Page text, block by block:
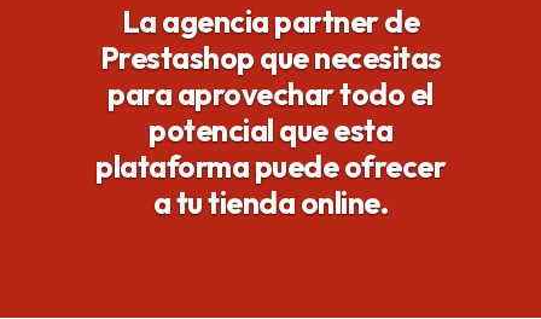
La agencia partner de
Prestashop que necesitas
para aprovechar todo el
potencial que esta
plataforma puede ofrecer
a tu tienda online.